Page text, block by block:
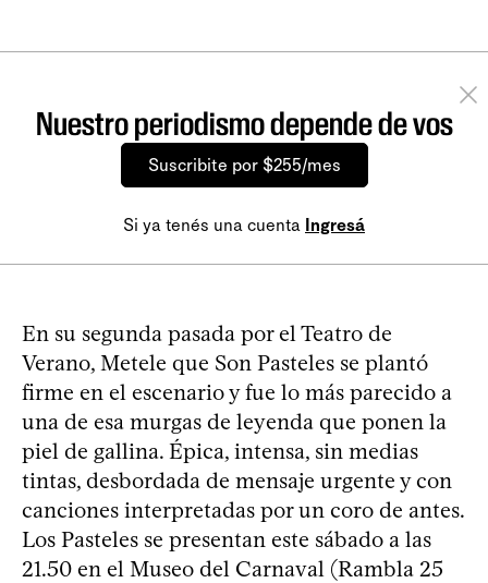
Nuestro periodismo depende de vos
Suscribite por $255/mes
Si ya tenés una cuenta Ingresá
En su segunda pasada por el Teatro de
Verano, Metele que Son Pasteles se plantó
firme en el escenario y fue lo más parecido a
una de esa murgas de leyenda que ponen la
piel de gallina. Épica, intensa, sin medias
tintas, desbordada de mensaje urgente y con
canciones interpretadas por un coro de antes.
Los Pasteles se presentan este sábado a las
21.50 en el Museo del Carnaval (Rambla 25